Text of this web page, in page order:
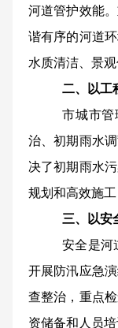
河道管护效能
谐有序的河道
水质清洁、景
二、以工
市城市管
治、初期雨水
决了初期雨水
规划和高效施
三、以安
安全是河
开展防汛应急
查整治，重点
资储备和人员